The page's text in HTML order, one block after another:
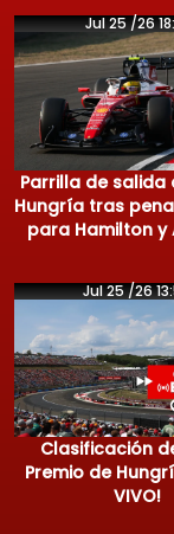
Jul 25 /26
Parrilla de salida
Hungría tras
para Hamilton y
Jul 25 /26
Clasificación
Premio de
VIVO!